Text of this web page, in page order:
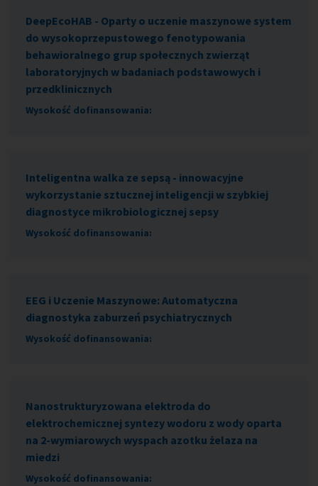
DeepEcoHAB - Oparty o uczenie maszynowe system
do wysokoprzepustowego fenotypowania
behawioralnego grup społecznych zwierząt
laboratoryjnych w badaniach podstawowych i
przedklinicznych
Wysokość dofinansowania:
Inteligentna walka ze sepsą - innowacyjne
wykorzystanie sztucznej inteligencji w szybkiej
diagnostyce mikrobiologicznej sepsy
Wysokość dofinansowania:
EEG i Uczenie Maszynowe: Automatyczna
diagnostyka zaburzeń psychiatrycznych
Wysokość dofinansowania:
Nanostrukturyzowana elektroda do
elektrochemicznej syntezy wodoru z wody oparta
na 2-wymiarowych wyspach azotku żelaza na
miedzi
Wysokość dofinansowania: